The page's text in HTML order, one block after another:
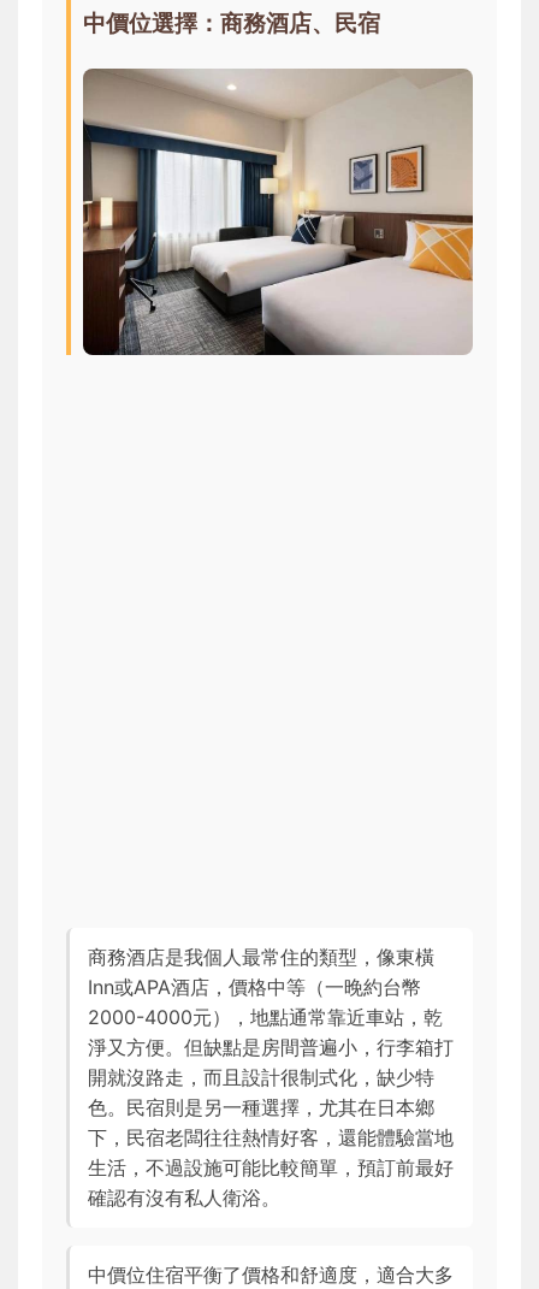
中價位選擇：商務酒店、民宿
商務酒店是我個人最常住的類型，像東橫
Inn或APA酒店，價格中等（一晚約台幣
2000-4000元），地點通常靠近車站，乾
淨又方便。但缺點是房間普遍小，行李箱打
開就沒路走，而且設計很制式化，缺少特
色。民宿則是另一種選擇，尤其在日本鄉
下，民宿老闆往往熱情好客，還能體驗當地
生活，不過設施可能比較簡單，預訂前最好
確認有沒有私人衛浴。
中價位住宿平衡了價格和舒適度，適合大多